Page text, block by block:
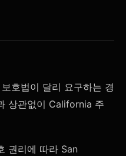
호법이 달리 요구하는 경
상관없이 California 주
권리에 따라 San